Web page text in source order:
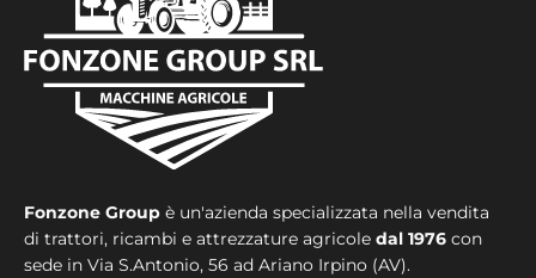
Fonzone Group è un'azienda specializzata nella vendita
di trattori, ricambi e attrezzature agricole dal 1976 con
sede in Via S.Antonio, 56 ad Ariano Irpino (AV).